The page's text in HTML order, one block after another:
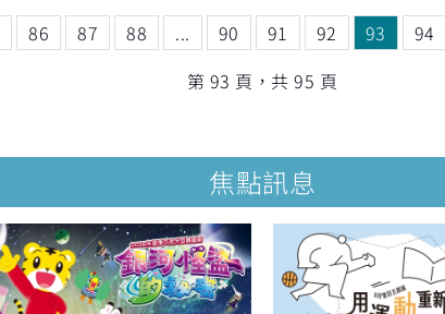
86 87 88 ... 90 91 92 93 94
第 93 頁，共 95 頁
焦點訊息